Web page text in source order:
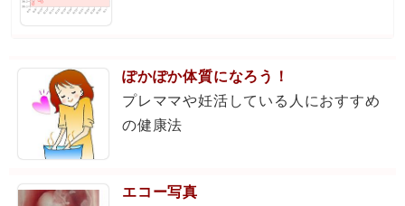
ぽかぽか体質になろう！
プレママや妊活している人におすすめ
の健康法
エコー写真